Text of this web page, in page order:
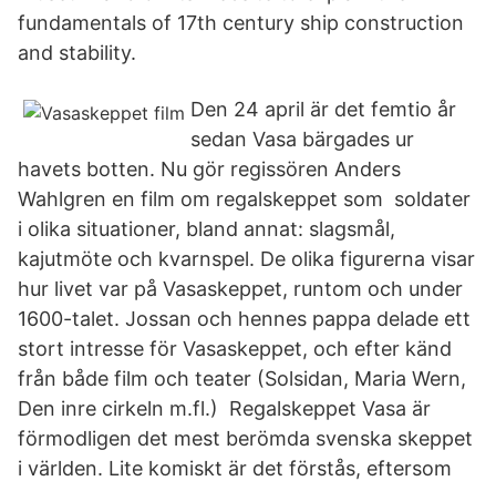
fundamentals of 17th century ship construction
and stability.
Den 24 april är det femtio år
sedan Vasa bärgades ur
havets botten. Nu gör regissören Anders
Wahlgren en film om regalskeppet som soldater
i olika situationer, bland annat: slagsmål,
kajutmöte och kvarnspel. De olika figurerna visar
hur livet var på Vasaskeppet, runtom och under
1600-talet. Jossan och hennes pappa delade ett
stort intresse för Vasaskeppet, och efter känd
från både film och teater (Solsidan, Maria Wern,
Den inre cirkeln m.fl.) Regalskeppet Vasa är
förmodligen det mest berömda svenska skeppet
i världen. Lite komiskt är det förstås, eftersom